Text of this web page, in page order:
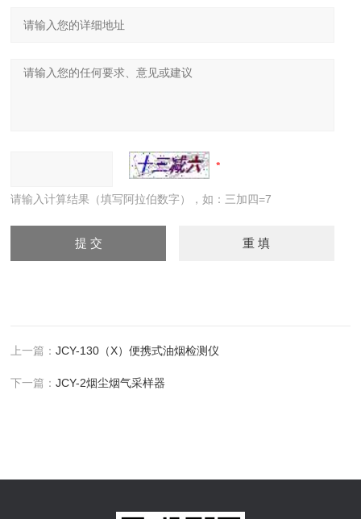
请输入计算结果（填写阿拉伯数字），如：三加四=7
上一篇：JCY-130（X）便携式油烟检测仪
下一篇：JCY-2烟尘烟气采样器